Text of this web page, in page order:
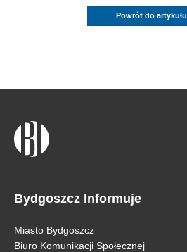
Powrót do artykułu
Bydgoszcz Informuje
Miasto Bydgoszcz
Biuro Komunikacji Społecznej